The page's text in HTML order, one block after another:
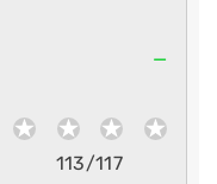
—
113/117